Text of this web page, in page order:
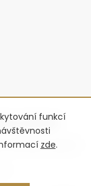
funkcí
zde.
vyhrazena.Upravit